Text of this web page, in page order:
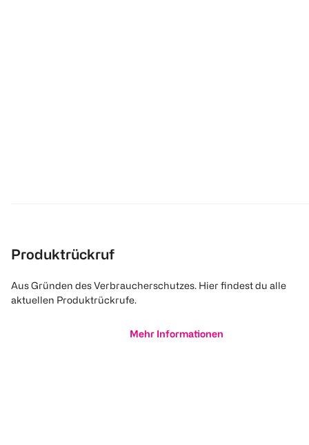
Produktrückruf
Aus Gründen des Verbraucherschutzes. Hier findest du alle
aktuellen Produktrückrufe.
Mehr Informationen